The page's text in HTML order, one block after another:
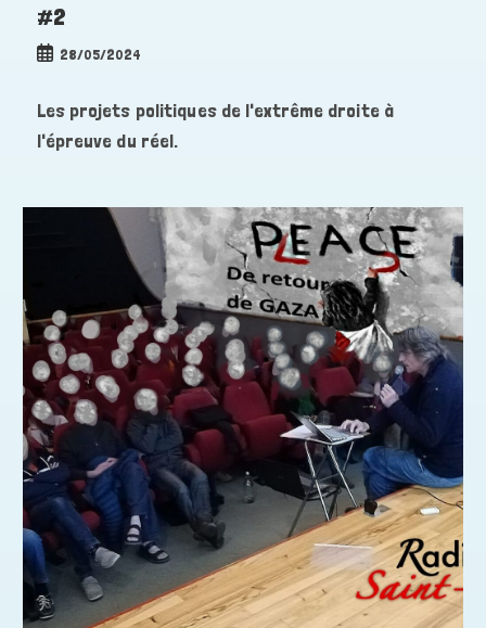
#2
Publication
28/05/2024
Les projets politiques de l'extrême droite à
l'épreuve du réel.